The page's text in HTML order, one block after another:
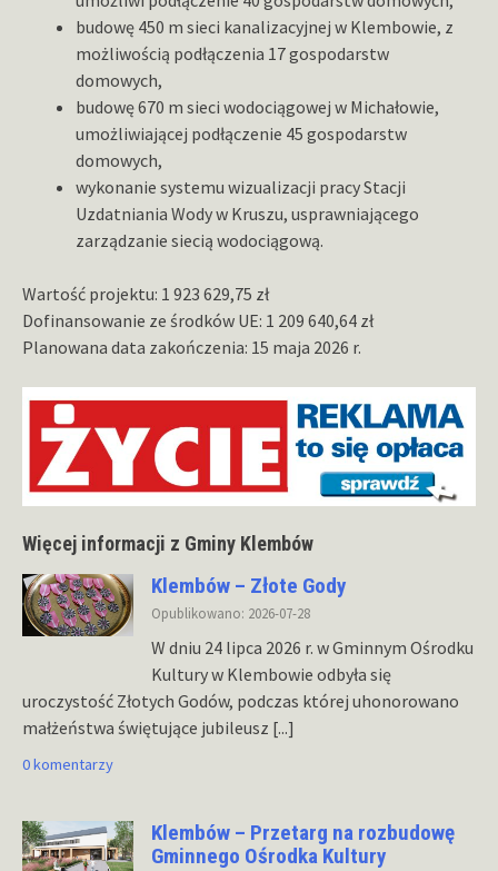
budowę 450 m sieci kanalizacyjnej w Klembowie, z
możliwością podłączenia 17 gospodarstw
domowych,
budowę 670 m sieci wodociągowej w Michałowie,
umożliwiającej podłączenie 45 gospodarstw
domowych,
wykonanie systemu wizualizacji pracy Stacji
Uzdatniania Wody w Kruszu, usprawniającego
zarządzanie siecią wodociągową.
Wartość projektu: 1 923 629,75 zł
Dofinansowanie ze środków UE: 1 209 640,64 zł
Planowana data zakończenia: 15 maja 2026 r.
Więcej informacji z Gminy Klembów
Klembów – Złote Gody
Opublikowano: 2026-07-28
W dniu 24 lipca 2026 r. w Gminnym Ośrodku
Kultury w Klembowie odbyła się
uroczystość Złotych Godów, podczas której uhonorowano
małżeństwa świętujące jubileusz [...]
0 komentarzy
Klembów – Przetarg na rozbudowę
Gminnego Ośrodka Kultury